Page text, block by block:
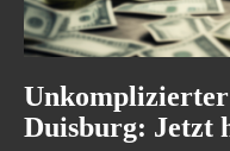
Duisburg: Jetzt